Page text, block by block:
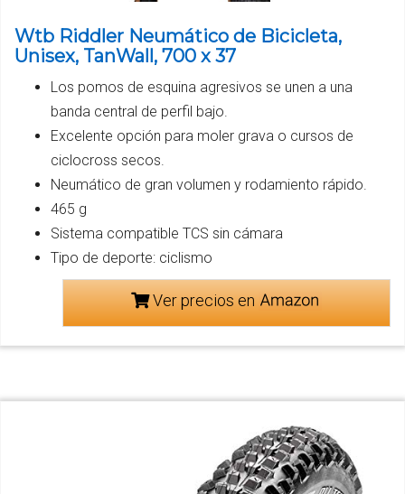
Wtb Riddler Neumático de Bicicleta,
Unisex, TanWall, 700 x 37
Los pomos de esquina agresivos se unen a una
banda central de perfil bajo.
Excelente opción para moler grava o cursos de
ciclocross secos.
Neumático de gran volumen y rodamiento rápido.
465 g
Sistema compatible TCS sin cámara
Tipo de deporte: ciclismo
Ver precios en